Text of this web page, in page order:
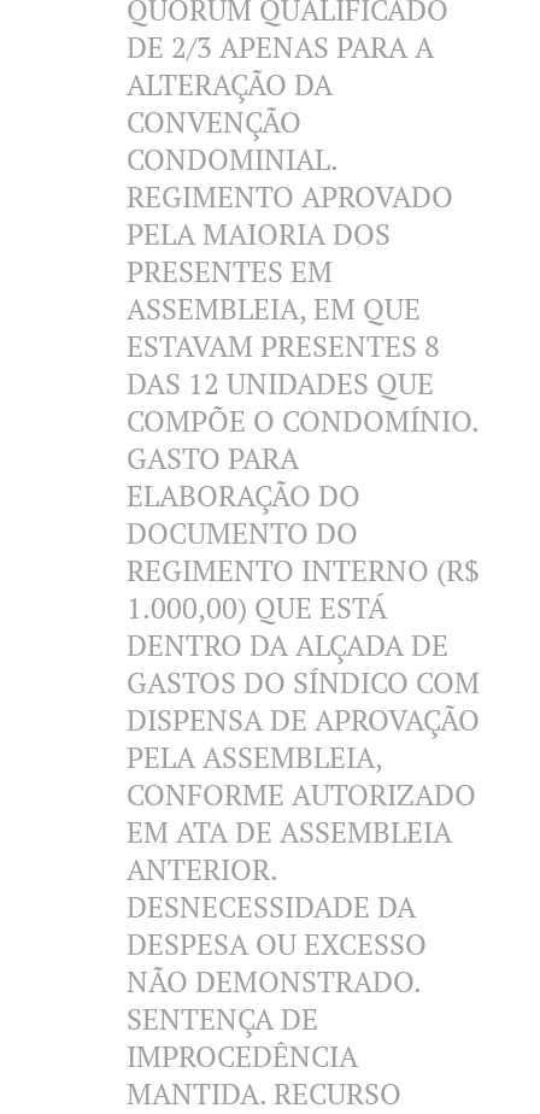
QUORUM QUALIFICADO
DE 2/3 APENAS PARA A
ALTERAÇÃO DA
CONVENÇÃO
CONDOMINIAL.
REGIMENTO APROVADO
PELA MAIORIA DOS
PRESENTES EM
ASSEMBLEIA, EM QUE
ESTAVAM PRESENTES 8
DAS 12 UNIDADES QUE
COMPÕE O CONDOMÍNIO.
GASTO PARA
ELABORAÇÃO DO
DOCUMENTO DO
REGIMENTO INTERNO (R$
1.000,00) QUE ESTÁ
DENTRO DA ALÇADA DE
GASTOS DO SÍNDICO COM
DISPENSA DE APROVAÇÃO
PELA ASSEMBLEIA,
CONFORME AUTORIZADO
EM ATA DE ASSEMBLEIA
ANTERIOR.
DESNECESSIDADE DA
DESPESA OU EXCESSO
NÃO DEMONSTRADO.
SENTENÇA DE
IMPROCEDÊNCIA
MANTIDA. RECURSO